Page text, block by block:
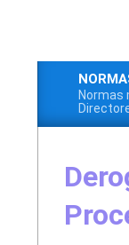
Menú
de
principal
Normas